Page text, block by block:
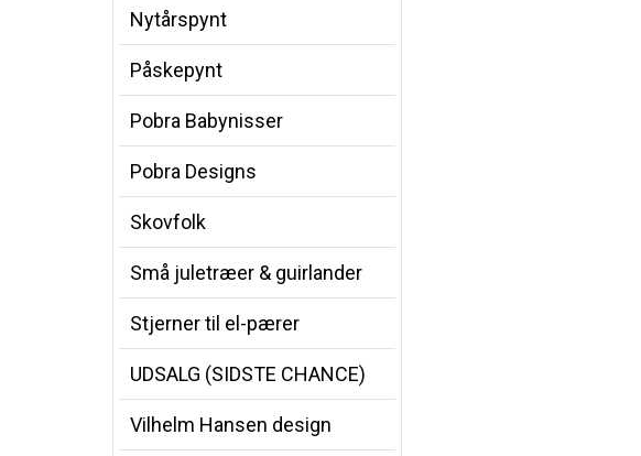
Nytårspynt
Påskepynt
Pobra Babynisser
Pobra Designs
Skovfolk
Små juletræer & guirlander
Stjerner til el-pærer
UDSALG (SIDSTE CHANCE)
Vilhelm Hansen design